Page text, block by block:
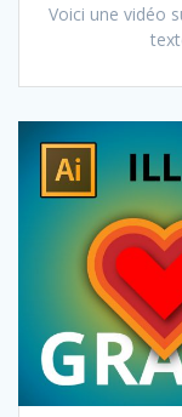
Voici une vidéo